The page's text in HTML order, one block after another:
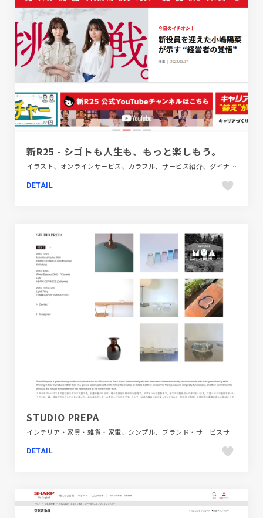
新R25 - シゴトも人生も、もっと楽しもう。
イラスト、オンラインサービス、カラフル、サービス紹介、ダイナミック、ブラック系 、ホワイト系、ポップ、メディアサイト、金融・法律・人材・専門職
DETAIL
STUDIO PREPA
インテリア・家具・雑貨・家電、シンプル、ブランド・サービスサイト、ホワイト系
DETAIL